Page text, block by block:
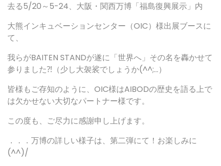
去る5/20～5-24、大阪・関西万博「福島復興展示」内
大熊インキュベーションセンター（OIC）様出展ブースに
て、
我らがBAITEN STANDが遂に「世界へ」その名を轟かせて
参りました⁈（少し大袈裟でしょうか(^^;…）
皆様もご存知のように、OIC様はAIBODの歴史を語る上で
は欠かせない大切なパートナー様です。
この度も、ご尽力に感謝申し上げます。
．．．万博の詳しい様子は、第二弾にて！お楽しみに
(^^)/